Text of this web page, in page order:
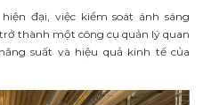
đại, việc kiểm soát ánh sáng
thành một công cụ quản lý quan
suất và hiệu quả kinh tế của